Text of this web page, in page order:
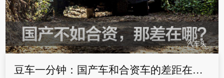
汽车头
豆车一分钟：国产车和合资车的差距在哪，有希望追赶么？